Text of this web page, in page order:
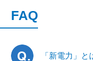
FAQ
「新電力」と